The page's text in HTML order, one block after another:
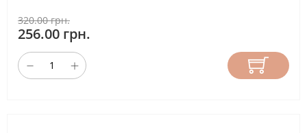
320.00 грн.
256.00 грн.